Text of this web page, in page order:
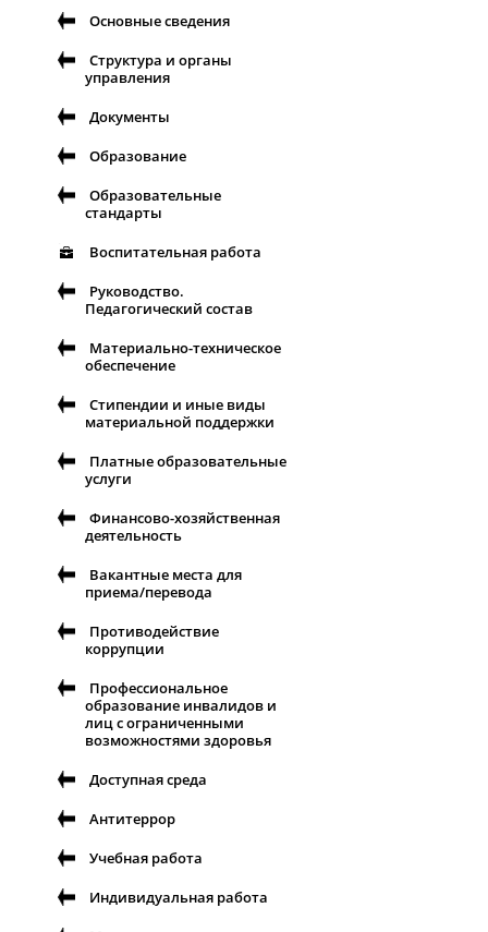
Основные сведения
Структура и органы
управления
Документы
Образование
Образовательные
стандарты
Воспитательная работа
Руководство.
Педагогический состав
Материально-техническое
обеспечение
Стипендии и иные виды
материальной поддержки
Платные образовательные
услуги
Финансово-хозяйственная
деятельность
Вакантные места для
приема/перевода
Противодействие
коррупции
Профессиональное
образование инвалидов и
лиц с ограниченными
возможностями здоровья
Доступная среда
Антитеррор
Учебная работа
Индивидуальная работа